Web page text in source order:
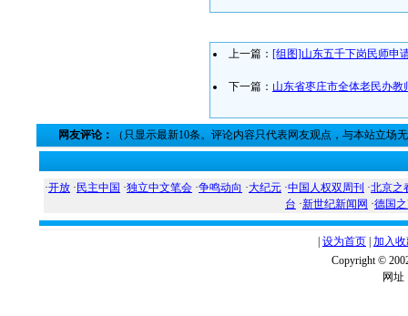
上一篇： [组图]山东五千下岗民师申
下一篇： 山东省枣庄市全体老民办教
网友评论： （只显示最新10条。评论内容只代表网友观点，与本站立场
·开放 · 民主中国 ·独立中文笔会 ·争鸣动向 ·大纪元 ·中国人权双周刊 ·北京之
台 ·新世纪新闻网 ·德国
设为首页 加入
Copyright ©
网址